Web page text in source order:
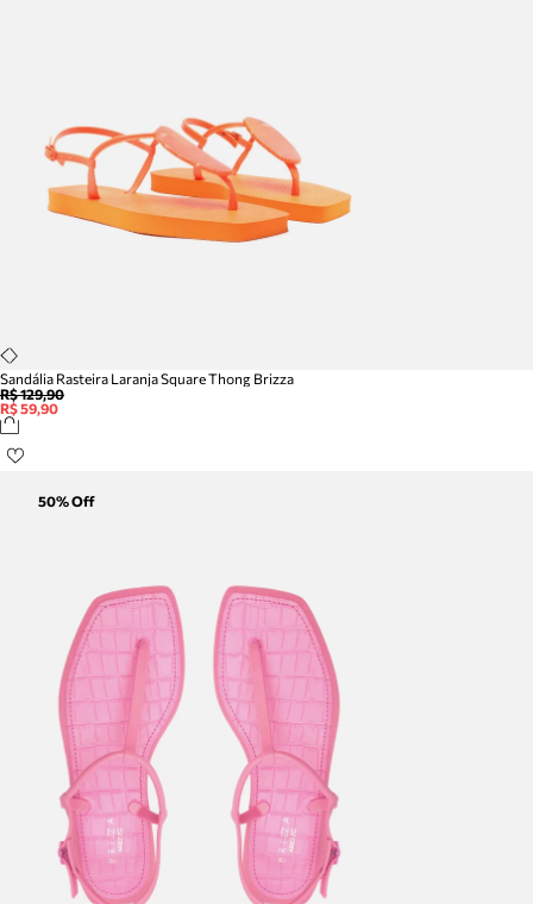
Sandália Rasteira Laranja Square Thong Brizza
R$ 129,90
R$ 59,90
50% Off